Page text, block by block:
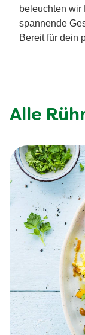
beleuchten wir
spannende
Bereit für dein
Alle